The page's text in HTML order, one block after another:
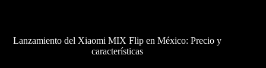
Lanzamiento del Xiaomi MIX Flip en México: Precio y
características